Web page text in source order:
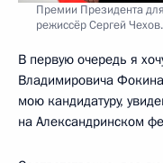
Премии Президента
режиссёр Сергей Чехов.
В первую очередь я
Владимировича
мою кандидатуру,
на Александринском